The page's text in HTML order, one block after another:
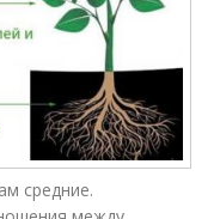
средние.